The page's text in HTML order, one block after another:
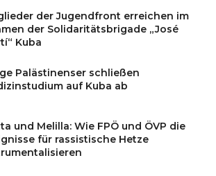
der Jugendfront erreichen im
der Solidaritätsbrigade „José
Kuba
Palästinenser schließen
auf Kuba ab
und Melilla: Wie FPÖ und ÖVP die
für rassistische Hetze